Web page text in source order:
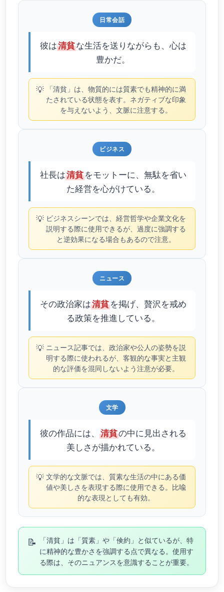
日常会話
彼は清貧な生活を送りながらも、心は
豊かだ。
💡 「清貧」は、物質的には質素でも精神的に満
たされている状態を表す。ネガティブな印象
を与えないよう、文脈に注意する。
ビジネス
社長は清貧をモットーに、無駄を省い
た経営を心がけている。
💡 ビジネスシーンでは、経営哲学や企業文化を
説明する際に使用できるが、過度に強調する
と逆効果になる場合もあるので注意。
ニュース
その政治家は清貧を掲げ、贅沢を戒め
る政策を推進している。
💡 ニュース記事では、政治家や公人の姿勢を説
明する際に使われるが、客観的な事実と主観
的な評価を混同しないよう注意が必要。
文学
彼の作品には、 清貧の中に見出される
美しさが描かれている。
💡 文学的な文脈では、質素な生活の中にある価
値や美しさを表現する際に使用できる。比喩
的な表現としても有効。
📝
「清貧」は「質素」や「倹約」と似ているが、特
に精神的な豊かさを強調する点で異なる。使用す
る際は、そのニュアンスを意識することが重要。